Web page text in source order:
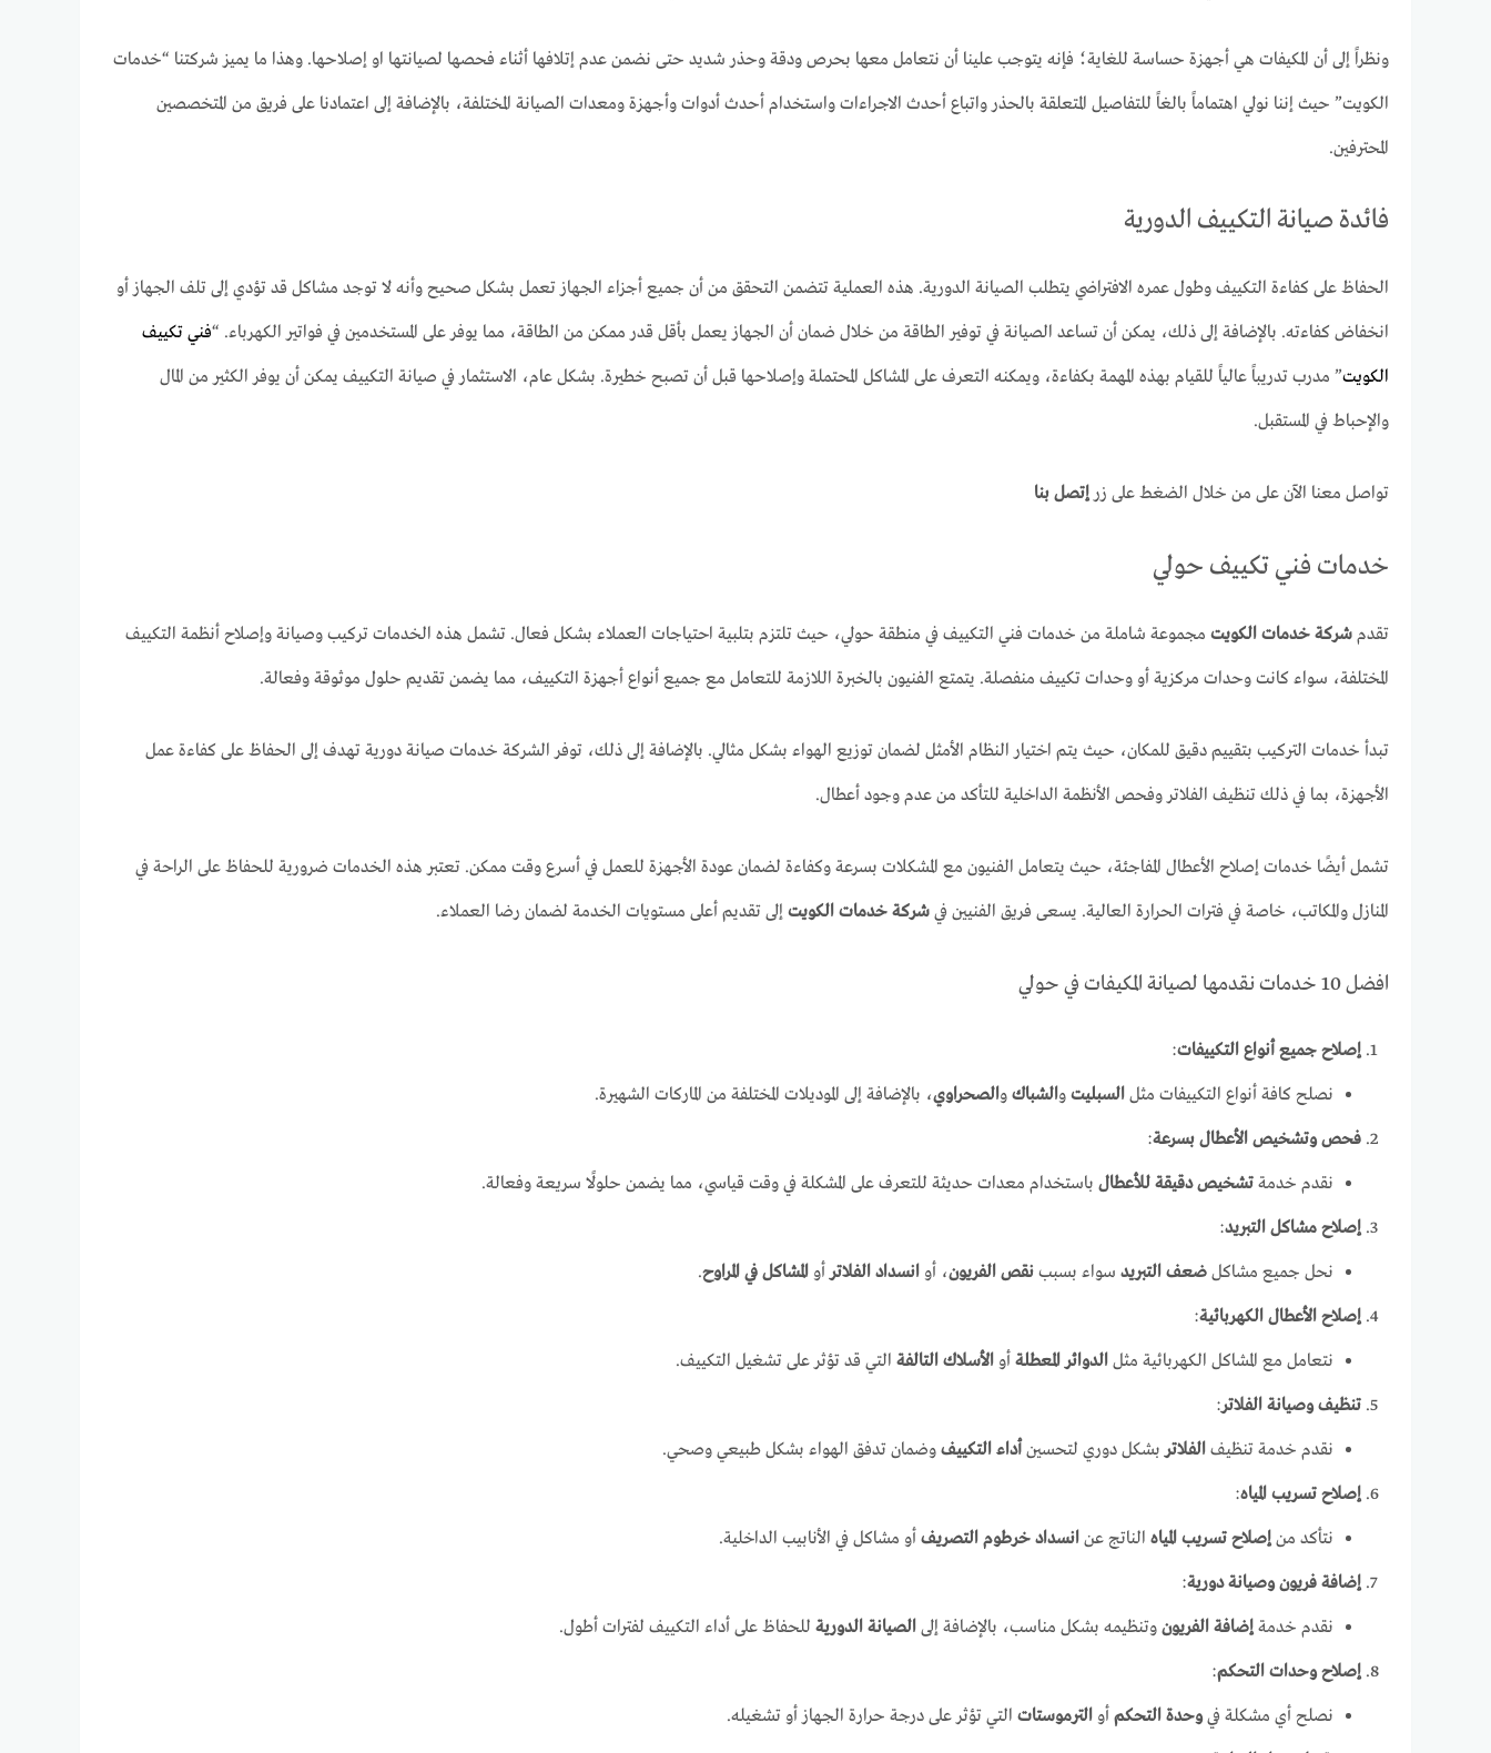
ونظراً إلى أن المكيفات هي أجهزة حساسة للغاية؛ فإنه يتوجب علينا أن نتعامل معها بحرص ودقة وحذر شديد حتى نضمن عدم إتلافها أثناء فحصها لصيانتها او إصلاحها. وهذا ما يميز شركتنا “خدمات
الكويت” حيث إننا نولي اهتماماً بالغاً للتفاصيل المتعلقة بالحذر واتباع أحدث الاجراءات واستخدام أحدث أدوات وأجهزة ومعدات الصيانة المختلفة، بالإضافة إلى اعتمادنا على فريق من المتخصصين
المحترفين.
فائدة صيانة التكييف الدورية
الحفاظ على كفاءة التكييف وطول عمره الافتراضي يتطلب الصيانة الدورية. هذه العملية تتضمن التحقق من أن جميع أجزاء الجهاز تعمل بشكل صحيح وأنه لا توجد مشاكل قد تؤدي إلى تلف الجهاز أو
انخفاض كفاءته. بالإضافة إلى ذلك، يمكن أن تساعد الصيانة في توفير الطاقة من خلال ضمان أن الجهاز يعمل بأقل قدر ممكن من الطاقة، مما يوفر على المستخدمين في فواتير الكهرباء. “فني تكييف
الكويت” مدرب تدريباً عالياً للقيام بهذه المهمة بكفاءة، ويمكنه التعرف على المشاكل المحتملة وإصلاحها قبل أن تصبح خطيرة. بشكل عام، الاستثمار في صيانة التكييف يمكن أن يوفر الكثير من المال
والإحباط في المستقبل.
تواصل معنا الآن على من خلال الضغط على زرإتصل بنا
خدمات فني تكييف حولي
تقدم شركة خدمات الكويت مجموعة شاملة من خدمات فني التكييف في منطقة حولي، حيث تلتزم بتلبية احتياجات العملاء بشكل فعال. تشمل هذه الخدمات تركيب وصيانة وإصلاح أنظمة التكييف
المختلفة، سواء كانت وحدات مركزية أو وحدات تكييف منفصلة. يتمتع الفنيون بالخبرة اللازمة للتعامل مع جميع أنواع أجهزة التكييف، مما يضمن تقديم حلول موثوقة وفعالة.
تبدأ خدمات التركيب بتقييم دقيق للمكان، حيث يتم اختيار النظام الأمثل لضمان توزيع الهواء بشكل مثالي. بالإضافة إلى ذلك، توفر الشركة خدمات صيانة دورية تهدف إلى الحفاظ على كفاءة عمل
الأجهزة، بما في ذلك تنظيف الفلاتر وفحص الأنظمة الداخلية للتأكد من عدم وجود أعطال.
تشمل أيضًا خدمات إصلاح الأعطال المفاجئة، حيث يتعامل الفنيون مع المشكلات بسرعة وكفاءة لضمان عودة الأجهزة للعمل في أسرع وقت ممكن. تعتبر هذه الخدمات ضرورية للحفاظ على الراحة في
المنازل والمكاتب، خاصة في فترات الحرارة العالية. يسعى فريق الفنيين في شركة خدمات الكويت إلى تقديم أعلى مستويات الخدمة لضمان رضا العملاء.
افضل 10 خدمات نقدمها لصيانة المكيفات في حولي
إصلاح جميع أنواع التكييفات:
نصلح كافة أنواع التكييفات مثل السبليت والشباك والصحراوي، بالإضافة إلى الموديلات المختلفة من الماركات الشهيرة.
فحص وتشخيص الأعطال بسرعة:
نقدم خدمة تشخيص دقيقة للأعطال باستخدام معدات حديثة للتعرف على المشكلة في وقت قياسي، مما يضمن حلولًا سريعة وفعالة.
إصلاح مشاكل التبريد:
نحل جميع مشاكل ضعف التبريد سواء بسبب نقص الفريون، أو انسداد الفلاترأو المشاكل في المراوح.
إصلاح الأعطال الكهربائية:
نتعامل مع المشاكل الكهربائية مثل الدوائر المعطلة أو الأسلاك التالفة التي قد تؤثر على تشغيل التكييف.
تنظيف وصيانة الفلاتر:
نقدم خدمة تنظيف الفلاتربشكل دوري لتحسين أداء التكييف وضمان تدفق الهواء بشكل طبيعي وصحي.
إصلاح تسريب المياه:
نتأكد من إصلاح تسريب المياه الناتج عن انسداد خرطوم التصريف أو مشاكل في الأنابيب الداخلية.
إضافة فريون وصيانة دورية:
نقدم خدمة إضافة الفريون وتنظيمه بشكل مناسب، بالإضافة إلى الصيانة الدورية للحفاظ على أداء التكييف لفترات أطول.
إصلاح وحدات التحكم:
نصلح أي مشكلة فيوحدة التحكم أو الترموستات التي تؤثر على درجة حرارة الجهاز أو تشغيله.